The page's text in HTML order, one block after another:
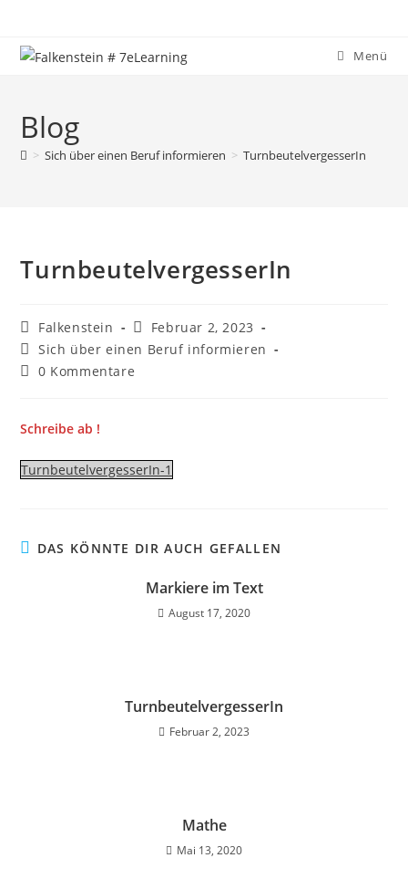
springen
Menü
Blog
> Sich über einen Beruf informieren > TurnbeutelvergesserIn
TurnbeutelvergesserIn
Beitrags-
Autor:
Falkenstein
Beitrag
veröffentlicht:
Februar 2, 2023
Beitrags-
Kategorie:
Sich über einen Beruf informieren
Beitrags-
0 Kommentare
Schreibe ab !
TurnbeutelvergesserIn-1
DAS KÖNNTE DIR AUCH GEFALLEN
Markiere im Text
August 17, 2020
TurnbeutelvergesserIn
Februar 2, 2023
Mathe
Mai 13, 2020